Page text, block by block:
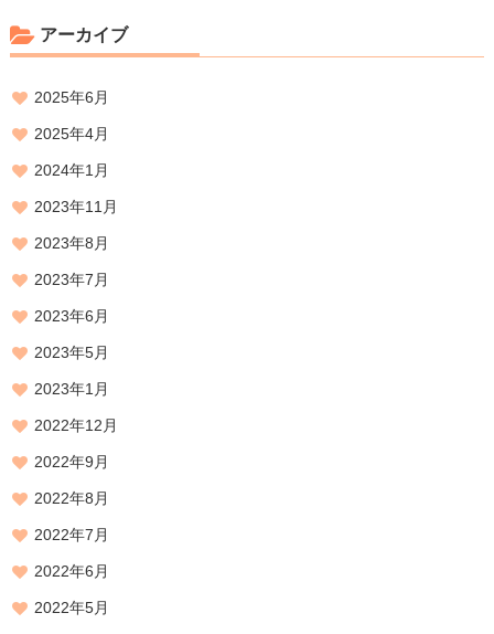
アーカイブ
2025年6月
2025年4月
2024年1月
2023年11月
2023年8月
2023年7月
2023年6月
2023年5月
2023年1月
2022年12月
2022年9月
2022年8月
2022年7月
2022年6月
2022年5月